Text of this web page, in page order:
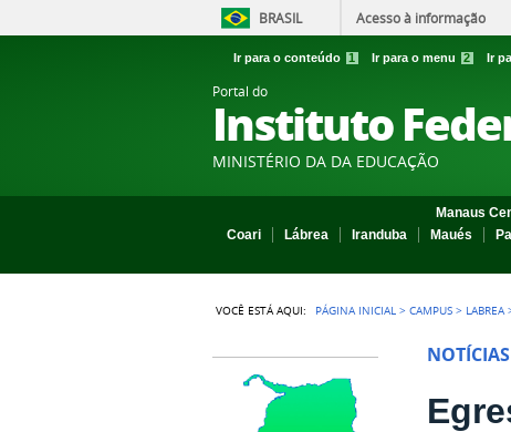
BRASIL Acesso à informação
Ir para o conteúdo 1 Ir para o menu 2 Ir
Portal do
Instituto
MINISTÉRIO DA DA EDUCAÇÃO
Manaus
Coari
Lábrea Iranduba Maués
VOCÊ ESTÁ AQUI: PÁGINA INICIAL >CAMPUS > LABREA
NOTÍCIAS